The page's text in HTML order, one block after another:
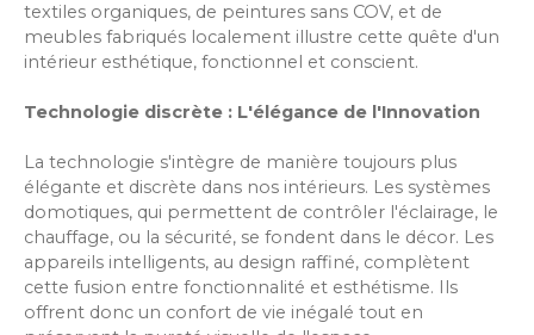
textiles organiques, de peintures sans COV, et de
meubles fabriqués localement illustre cette quête d'un
intérieur esthétique, fonctionnel et conscient.
Technologie discrète : L'élégance de l'Innovation
La technologie s'intègre de manière toujours plus
élégante et discrète dans nos intérieurs. Les systèmes
domotiques, qui permettent de contrôler l'éclairage, le
chauffage, ou la sécurité, se fondent dans le décor. Les
appareils intelligents, au design raffiné, complètent
cette fusion entre fonctionnalité et esthétisme. Ils
offrent donc un confort de vie inégalé tout en